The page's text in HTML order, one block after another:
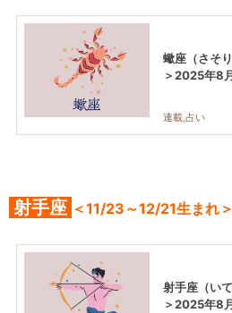
蠍座（さそ
＞2025年8
連載,占い
射手座 ＜11/23～12/21生まれ＞
射手座（い
＞2025年8